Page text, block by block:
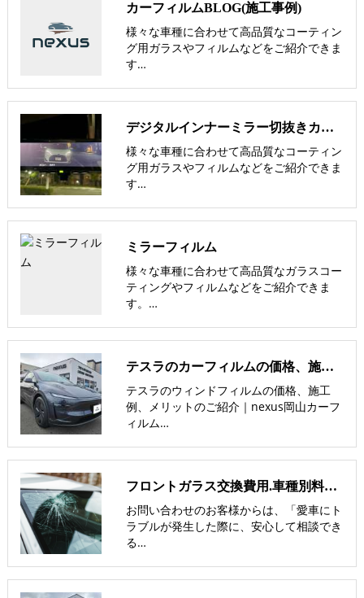
カーフィルムBLOG(施工事例)
様々な車種に合わせて高品質なコーティン
グ用ガラスやフィルムなどをご紹介できま
す…
デジタルインナーミラー切抜きカーフィルム【nexus株式会社】
様々な車種に合わせて高品質なコーティン
グ用ガラスやフィルムなどをご紹介できま
す…
ミラーフィルム
様々な車種に合わせて高品質なガラスコー
ティングやフィルムなどをご紹介できま
す。…
テスラのカーフィルムの価格、施工例、メリットのご紹介｜nexus岡山
テスラのウィンドフィルムの価格、施工
例、メリットのご紹介｜nexus岡山カーフ
ィルム…
フロントガラス交換費用.車種別料金表-飛び石修理の価格を比較
お問い合わせのお客様からは、「愛車にト
ラブルが発生した際に、安心して相談でき
る…